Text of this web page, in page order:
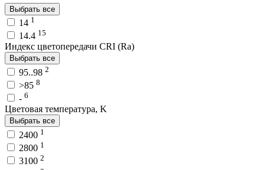
Выбрать все
14 1
14.4 15
Индекс цветопередачи CRI (Ra)
Выбрать все
95..98 2
>85 8
- 6
Цветовая температура, K
Выбрать все
2400 1
2800 1
3100 2